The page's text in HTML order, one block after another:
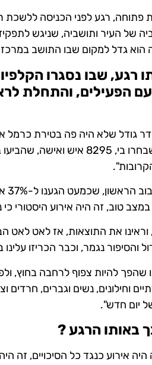
פתוחה, רגע לפני הכניסה ללשכת
של העיר ותושביה, שניגש
הוא גדל למקום שבו התושב
רגע, שבו נסגרו
הפעילים, והתחלת
גודל שלא היה פה בטירת כרמל
חסר תקדים, כמעט 62% שבחרו
זה היה אירוע היסטורי כי ניצחנו ב-38
את התוצאות, אז לאט לאט
והסיפור נגמר, וכבר הכריזו
להיות צפוף לרחבה בחוץ,
וחילונים, נשים וגברים, חרדים
יום חדש".
באותו הרגע ?
אירוע כנגד כל הסיכויים, זה היה